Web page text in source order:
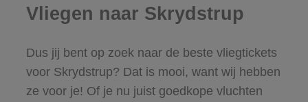
Vliegen naar Skrydstrup
Dus jij bent op zoek naar de beste vliegtickets
voor Skrydstrup? Dat is mooi, want wij hebben
ze voor je! Of je nu juist goedkope vluchten